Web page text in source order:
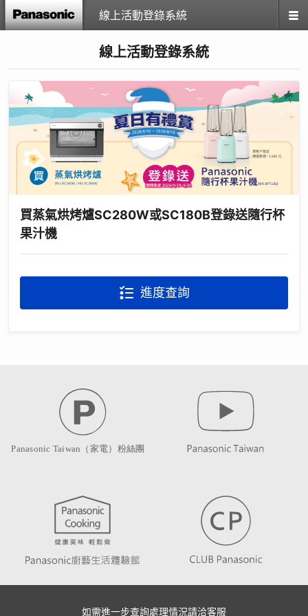
線上活動登錄系統
線上活動登錄系統
買蒸氣烘烤爐SC280W或SC180B登錄送隨行杯
果汁機
進度查詢
如需進一步查詢處理情況請洽客服